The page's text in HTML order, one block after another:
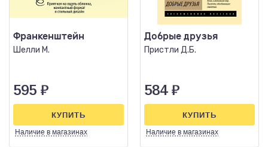
Франкенштейн
Шелли М.
595 ₽
Наличие в магазинах
КУПИТЬ
Добрые друзья
Пристли Д.Б.
584 ₽
Наличие в магазинах
КУПИТЬ